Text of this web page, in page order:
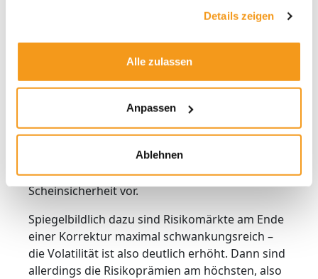
Details zeigen
Alle zulassen
Anpassen
Ablehnen
Damit weist der SRI dieselben Defizite seines
die Volatilität. Allerdings hat die niedrige
nachfolgende Entwicklung. Schlimmstenfalls
kann ein niedriger SRI Anleger sogar in
haben die Angewohnheit, mit zunehmender
Dauer stärker korrekturgefährdet zu sein – der
SRI gaukelt Anlegern mitunter also eine
Scheinsicherheit vor.
Spiegelbildlich dazu sind Risikomärkte am Ende
einer Korrektur maximal schwankungsreich –
die Volatilität ist also deutlich erhöht. Dann sind
allerdings die Risikoprämien am höchsten, also